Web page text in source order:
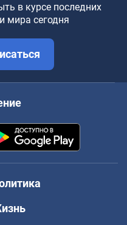
в курсе последних
мира сегодня